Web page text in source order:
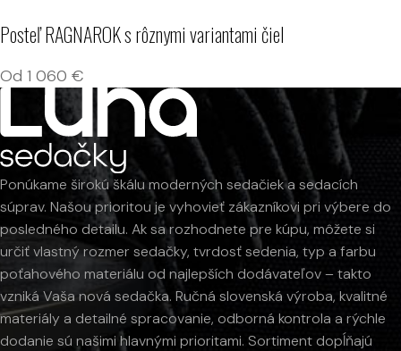
Posteľ RAGNAROK s rôznymi variantami čiel
Od 1 060 €
Ponúkame širokú škálu moderných sedačiek a sedacích
súprav. Našou prioritou je vyhovieť zákazníkovi pri výbere do
posledného detailu. Ak sa rozhodnete pre kúpu, môžete si
určiť vlastný rozmer sedačky, tvrdosť sedenia, typ a farbu
poťahového materiálu od najlepších dodávateľov – takto
vzniká Vaša nová sedačka. Ručná slovenská výroba, kvalitné
materiály a detailné spracovanie, odborná kontrola a rýchle
dodanie sú našimi hlavnými prioritami. Sortiment dopĺňajú